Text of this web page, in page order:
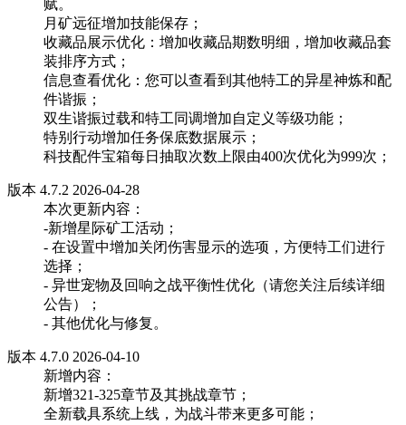
赋。
月矿远征增加技能保存；
收藏品展示优化：增加收藏品期数明细，增加收藏品套
装排序方式；
信息查看优化：您可以查看到其他特工的异星神炼和配
件谐振；
双生谐振过载和特工同调增加自定义等级功能；
特别行动增加任务保底数据展示；
科技配件宝箱每日抽取次数上限由400次优化为999次；
版本 4.7.2 2026-04-28
本次更新内容：
-新增星际矿工活动；
- 在设置中增加关闭伤害显示的选项，方便特工们进行
选择；
- 异世宠物及回响之战平衡性优化（请您关注后续详细
公告）；
- 其他优化与修复。
版本 4.7.0 2026-04-10
新增内容：
新增321-325章节及其挑战章节；
全新载具系统上线，为战斗带来更多可能；